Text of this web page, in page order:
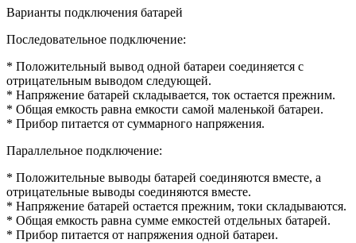
Варианты подключения батарей
Последовательное подключение:
* Положительный вывод одной батареи соединяется с
отрицательным выводом следующей.
* Напряжение батарей складывается, ток остается прежним.
* Общая емкость равна емкости самой маленькой батареи.
* Прибор питается от суммарного напряжения.
Параллельное подключение:
* Положительные выводы батарей соединяются вместе, а
отрицательные выводы соединяются вместе.
* Напряжение батарей остается прежним, токи складываются.
* Общая емкость равна сумме емкостей отдельных батарей.
* Прибор питается от напряжения одной батареи.